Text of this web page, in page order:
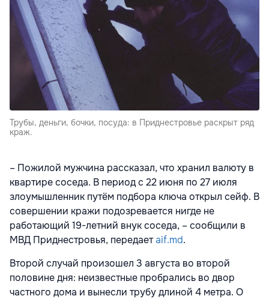
Трубы, деньги, бочки, посуда: в Приднестровье раскрыт ряд
краж.
– Пожилой мужчина рассказал, что хранил валюту в
квартире соседа. В период с 22 июня по 27 июля
злоумышленник путём подбора ключа открыл сейф. В
совершении кражи подозревается нигде не
работающий 19-летний внук соседа, – сообщили в
МВД Приднестровья, передаетaif.md.
Второй случай произошел 3 августа во второй
половине дня: неизвестные пробрались во двор
частного дома и вынесли трубу длиной 4 метра. О